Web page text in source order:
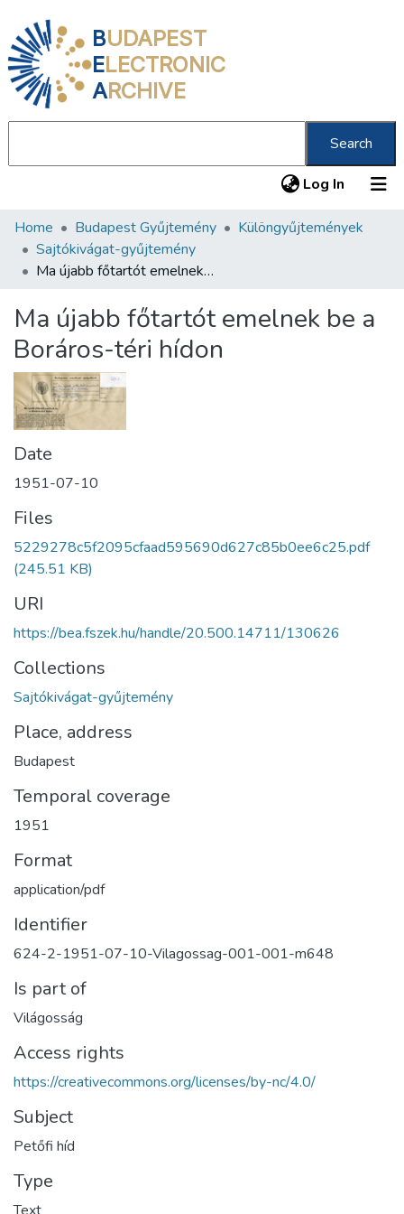
BUDAPEST
ELECTRONIC
ARCHIVE
Search
Log In (current)
Communities & Collections
All of DSpace
About us
Home Budapest Gyűjtemény
Különgyűjtemények
Sajtókivágat-gyűjtemény
Ma újabb főtartót emelnek be a Boráros-téri hídon
Ma újabb főtartót emelnek be a
Boráros-téri hídon
Date
1951-07-10
Files
5229278c5f2095cfaad595690d627c85b0ee6c25.pdf
(245.51 KB)
URI
https://bea.fszek.hu/handle/20.500.14711/130626
Collections
Sajtókivágat-gyűjtemény
Place, address
Budapest
Temporal coverage
1951
Format
application/pdf
Identifier
624-2-1951-07-10-Vilagossag-001-001-m648
Is part of
Világosság
Access rights
https://creativecommons.org/licenses/by-nc/4.0/
Subject
Petőfi híd
Type